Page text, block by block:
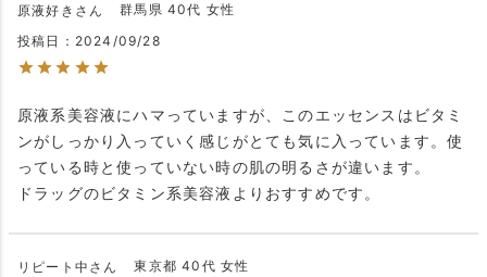
原液好き 群馬県 40代 女性
投稿日
2024/09/28
原液系美容液にハマっていますが、このエッセンスはビタミ
ンがしっかり入っていく感じがとても気に入っています。使
っている時と使っていない時の肌の明るさが違います。
ドラッグのビタミン系美容液よりおすすめです。
リピート中 東京都 40代 女性